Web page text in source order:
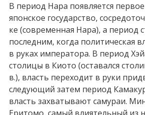
В период Нара появляется
японское государство,
ке (современная Нара), а период
последним, когда политическая
в руках императора. В период
столицы в Киото (оставался
в.), власть переходит в руки
следующий затем период
власть захватывают самураи.